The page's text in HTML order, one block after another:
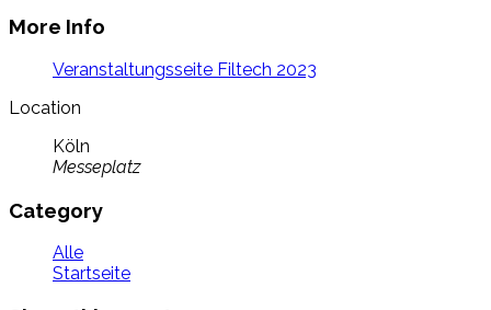
More Info
Veranstaltungsseite Filtech 2023
Location
Köln
Messeplatz
Category
Alle
Startseite